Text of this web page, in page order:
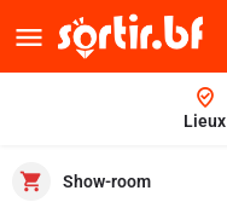
Lieux
Show-room